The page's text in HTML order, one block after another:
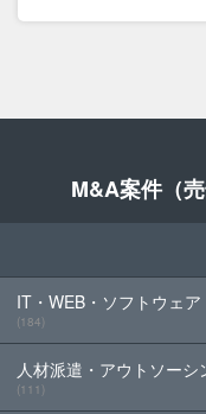
M&A案件（
IT・WEB・ソフトウェア
(184)
人材派遣・アウトソーシ
(111)